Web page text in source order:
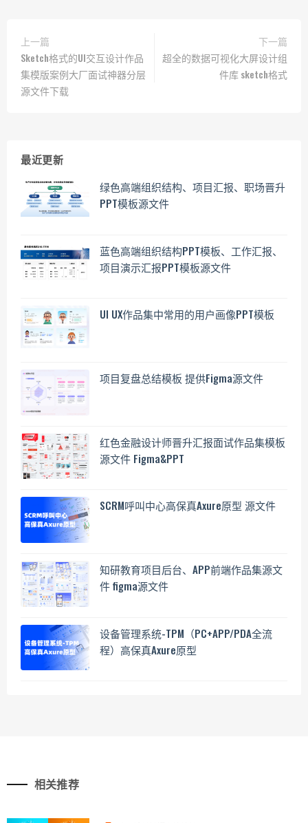
上一篇
Sketch格式的UI交互设计作品
集模版案例大厂面试神器分层
源文件下载
下一篇
超全的数据可视化大屏设计组
件库 sketch格式
最近更新
绿色高端组织结构、项目汇报、职场晋升
PPT模板源文件
蓝色高端组织结构PPT模板、工作汇报、
项目演示汇报PPT模板源文件
UI UX作品集中常用的用户画像PPT模板
项目复盘总结模板 提供Figma源文件
红色金融设计师晋升汇报面试作品集模板
源文件 Figma&PPT
SCRM呼叫中心高保真Axure原型 源文件
知研教育项目后台、APP前端作品集源文
件 figma源文件
设备管理系统-TPM（PC+APP/PDA全流
程）高保真Axure原型
相关推荐